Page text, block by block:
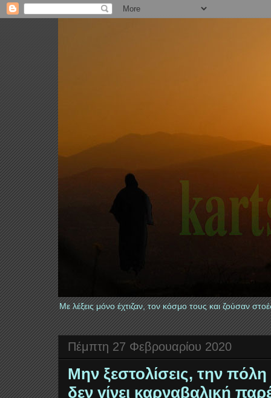
Με λέξεις μόνο έχτιζαν, τον κόσμο τους και ζούσαν
Πέμπτη 27 Φεβρουαρίου 2020
Μην ξεστολίσεις, την
δεν γίνει καρναβαλική